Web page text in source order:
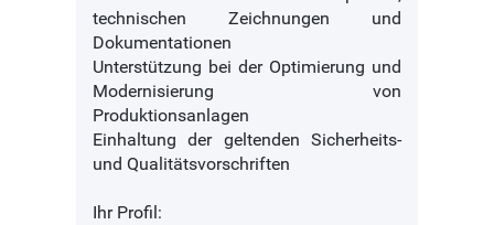
technischen Zeichnungen und
Dokumentationen
Unterstützung bei der Optimierung und
Modernisierung von
Produktionsanlagen
Einhaltung der geltenden Sicherheits-
und Qualitätsvorschriften
Ihr Profil: